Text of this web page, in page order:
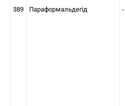
389 Параформальдегід -